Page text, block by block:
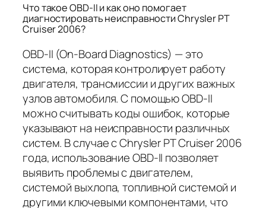
Что такое OBD-II и как оно помогает
диагностировать неисправности Chrysler PT
Cruiser 2006?
OBD-II (On-Board Diagnostics) — это
система, которая контролирует работу
двигателя, трансмиссии и других важных
узлов автомобиля. С помощью OBD-II
можно считывать коды ошибок, которые
указывают на неисправности различных
систем. В случае с Chrysler PT Cruiser 2006
года, использование OBD-II позволяет
выявить проблемы с двигателем,
системой выхлопа, топливной системой и
другими ключевыми компонентами, что